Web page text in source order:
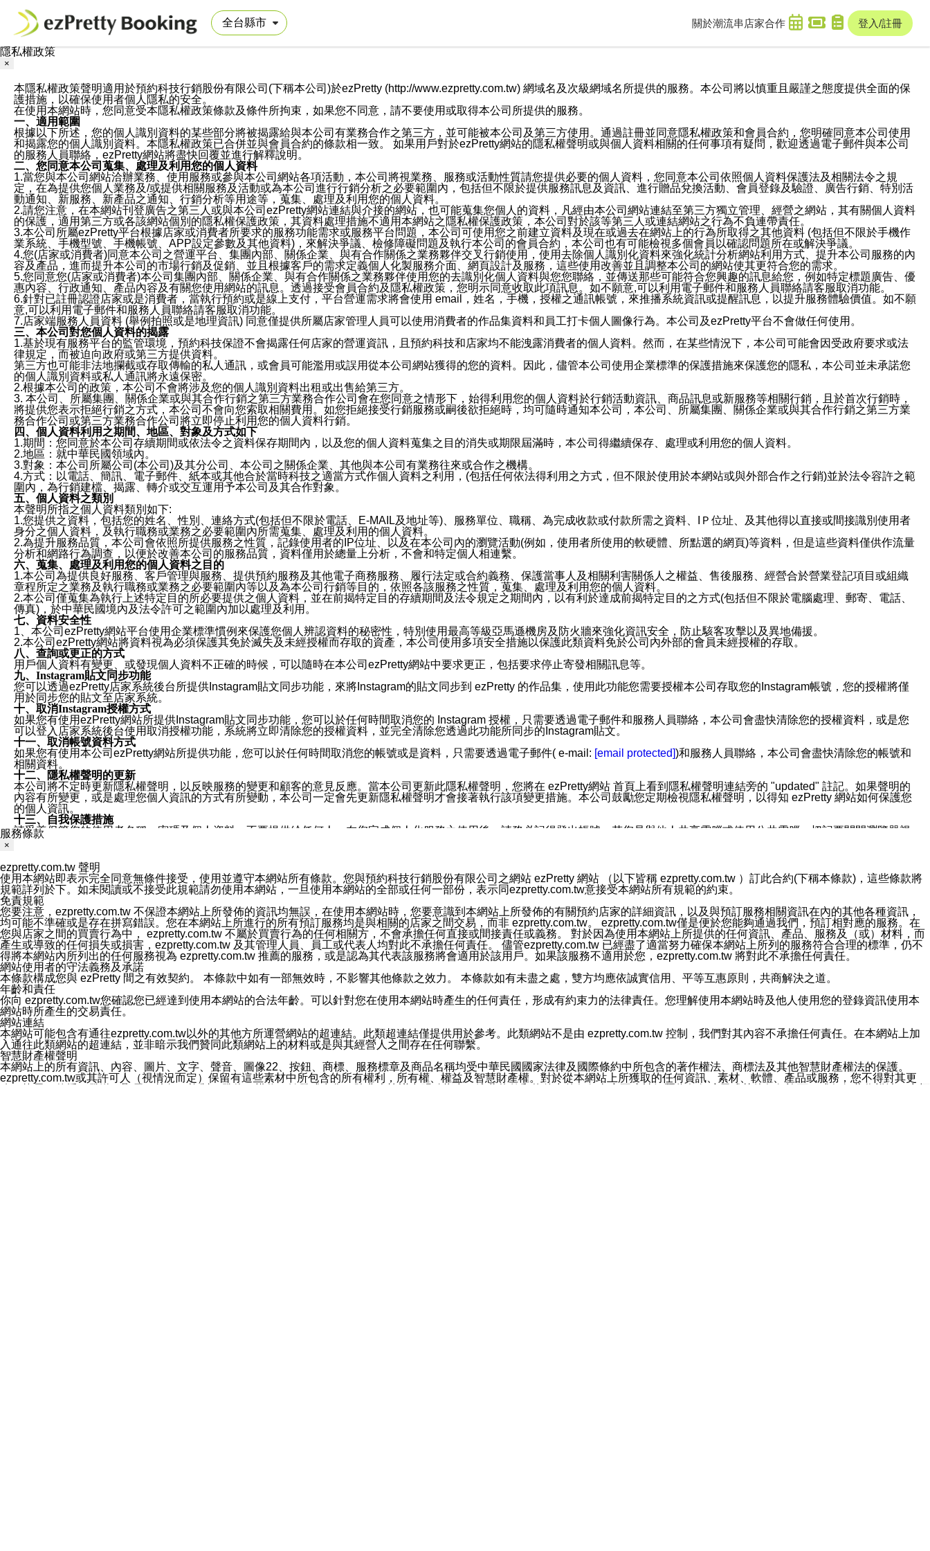
關於潮流串 店家合作 登入/註冊
隱私權政策
×
本隱私權政策聲明適用於預約科技行銷股份有限公司(下稱本公司)於ezPretty (http://www.ezpretty.com.tw) 網域名及次級網域名所提供的服務。本公司將以慎重且嚴謹之態度提供全面的保
護措施，以確保使用者個人隱私的安全。
在使用本網站時，您同意受本隱私權政策條款及條件所拘束，如果您不同意，請不要使用或取得本公司所提供的服務。
一、適用範圍
根據以下所述，您的個人識別資料的某些部分將被揭露給與本公司有業務合作之第三方，並可能被本公司及第三方使用。通過註冊並同意隱私權政策和會員合約，您明確同意本公司使用
和揭露您的個人識別資料。本隱私權政策已合併並與會員合約的條款相一致。 如果用戶對於ezPretty網站的隱私權聲明或與個人資料相關的任何事項有疑問，歡迎透過電子郵件與本公司
的服務人員聯絡，ezPretty網站將盡快回覆並進行解釋說明。
二、您同意本公司蒐集、處理及利用您的個人資料
1.當您與本公司網站洽辦業務、使用服務或參與本公司網站各項活動，本公司將視業務、服務或活動性質請您提供必要的個人資料，您同意本公司依照個人資料保護法及相關法令之規
定，在為提供您個人業務及/或提供相關服務及活動或為本公司進行行銷分析之必要範圍內，包括但不限於提供服務訊息及資訊、進行贈品兌換活動、會員登錄及驗證、廣告行銷、特別活
動通知、新服務、新產品之通知、行銷分析等用途等，蒐集、處理及利用您的個人資料。
2.請您注意，在本網站刊登廣告之第三人或與本公司ezPretty網站連結與介接的網站，也可能蒐集您個人的資料，凡經由本公司網站連結至第三方獨立管理、經營之網站，其有關個人資料
的保護，適用第三方或各該網站個別的隱私權保護政策，其資料處理措施不適用本網站之隱私權保護政策，本公司對於該等第三人或連結網站之行為不負連帶責任。
3.本公司所屬ezPretty平台根據店家或消費者所要求的服務功能需求或服務平台問題，本公司可使用您之前建立資料及現在或過去在網站上的行為所取得之其他資料 (包括但不限於手機作
業系統、手機型號、手機帳號、APP設定參數及其他資料)，來解決爭議、檢修障礙問題及執行本公司的會員合約，本公司也有可能檢視多個會員以確認問題所在或解決爭議。
4.您(店家或消費者)同意本公司之營運平台、集團內部、關係企業、與有合作關係之業務夥伴交叉行銷使用，使用去除個人識別化資料來強化統計分析網站利用方式、提升本公司服務的內
容及產品，進而提升本公司的市場行銷及促銷、並且根據客戶的需求定義個人化製服務介面、網頁設計及服務，這些使用改善並且調整本公司的網站使其更符合您的需求。
5.您同意您(店家或消費者)本公司集團內部、關係企業、與有合作關係之業務夥伴使用您的去識別化個人資料與您您聯絡，並傳送那些可能符合您興趣的訊息給您，例如特定標題廣告、優
惠內容、行政通知、產品內容及有關您使用網站的訊息。透過接受會員合約及隱私權政策，您明示同意收取此項訊息。如不願意,可以利用電子郵件和服務人員聯絡請客服取消功能。
6.針對已註冊認證店家或是消費者，當執行預約或是線上支付，平台營運需求將會使用 email，姓名，手機，授權之通訊帳號，來推播系統資訊或提醒訊息，以提升服務體驗價值。如不願
意,可以利用電子郵件和服務人員聯絡請客服取消功能。
7.店家端服務人員資料 (舉例拍照或是地理資訊) 同意僅提供所屬店家管理人員可以使用消費者的作品集資料和員工打卡個人圖像行為。本公司及ezPretty平台不會做任何使用。
三、本公司對您個人資料的揭露
1.基於現有服務平台的監管環境，預約科技保證不會揭露任何店家的營運資訊，且預約科技和店家均不能洩露消費者的個人資料。然而，在某些情況下，本公司可能會因受政府要求或法
律規定，而被迫向政府或第三方提供資料。
第三方也可能非法地攔截或存取傳輸的私人通訊，或會員可能濫用或誤用從本公司網站獲得的您的資料。因此，儘管本公司使用企業標準的保護措施來保護您的隱私，本公司並未承諾您
的個人識別資料或私人通訊將永遠保密。
2.根據本公司的政策，本公司不會將涉及您的個人識別資料出租或出售給第三方。
3. 本公司、所屬集團、關係企業或與其合作行銷之第三方業務合作公司會在您同意之情形下，始得利用您的個人資料於行銷活動資訊、商品訊息或新服務等相關行銷，且於首次行銷時，
將提供您表示拒絕行銷之方式，本公司不會向您索取相關費用。如您拒絕接受行銷服務或嗣後欲拒絕時，均可隨時通知本公司，本公司、所屬集團、關係企業或與其合作行銷之第三方業
務合作公司或第三方業務合作公司將立即停止利用您的個人資料行銷。
四、個人資料利用之期間、地區、對象及方式如下
1.期間：您同意於本公司存續期間或依法令之資料保存期間內，以及您的個人資料蒐集之目的消失或期限屆滿時，本公司得繼續保存、處理或利用您的個人資料。
2.地區：就中華民國領域內。
3.對象：本公司所屬公司(本公司)及其分公司、本公司之關係企業、其他與本公司有業務往來或合作之機構。
4.方式：以電話、簡訊、電子郵件、紙本或其他合於當時科技之適當方式作個人資料之利用，(包括任何依法得利用之方式，但不限於使用於本網站或與外部合作之行銷)並於法令容許之範
圍內，為行銷建檔、揭露、轉介或交互運用予本公司及其合作對象。
五、個人資料之類別
本聲明所指之個人資料類別如下:
1.您提供之資料，包括您的姓名、性別、連絡方式(包括但不限於電話、E-MAIL及地址等)、服務單位、職稱、為完成收款或付款所需之資料、IＰ位址、及其他得以直接或間接識別使用者
身分之個人資料，及執行職務或業務之必要範圍內所需蒐集、處理及利用的個人資料。
2.為提升服務品質，本公司會依照所提供服務之性質，記錄使用者的IP位址、以及在本公司內的瀏覽活動(例如，使用者所使用的軟硬體、所點選的網頁)等資料，但是這些資料僅供作流量
分析和網路行為調查，以便於改善本公司的服務品質，資料僅用於總量上分析，不會和特定個人相連繫。
六、蒐集、處理及利用您的個人資料之目的
1.本公司為提供良好服務、客戶管理與服務、提供預約服務及其他電子商務服務、履行法定或合約義務、保護當事人及相關利害關係人之權益、售後服務、經營合於營業登記項目或組織
章程所定之業務及執行職務或業務之必要範圍內等以及為本公司行銷等目的，依照各該服務之性質，蒐集、處理及利用您的個人資料。
2.本公司僅蒐集為執行上述特定目的所必要提供之個人資料，並在前揭特定目的存續期間及法令規定之期間內，以有利於達成前揭特定目的之方式(包括但不限於電腦處理、郵寄、電話、
傳真)，於中華民國境內及法令許可之範圍內加以處理及利用。
七、資料安全性
1、本公司ezPretty網站平台使用企業標準慣例來保護您個人辨認資料的秘密性，特別使用最高等級亞馬遜機房及防火牆來強化資訊安全，防止駭客攻擊以及異地備援。
2.本公司ezPretty網站將資料視為必須保護其免於滅失及未經授權而存取的資產，本公司使用多項安全措施以保護此類資料免於公司內外部的會員未經授權的存取。
八、查詢或更正的方式
用戶個人資料有變更、或發現個人資料不正確的時候，可以隨時在本公司ezPretty網站中要求更正，包括要求停止寄發相關訊息等。
九、Instagram貼文同步功能
您可以透過ezPretty店家系統後台所提供Instagram貼文同步功能，來將Instagram的貼文同步到 ezPretty 的作品集，使用此功能您需要授權本公司存取您的Instagram帳號，您的授權將僅
用於同步您的貼文至店家系統。
十、取消Instagram授權方式
如果您有使用ezPretty網站所提供Instagram貼文同步功能，您可以於任何時間取消您的 Instagram 授權，只需要透過電子郵件和服務人員聯絡，本公司會盡快清除您的授權資料，或是您
可以登入店家系統後台使用取消授權功能，系統將立即清除您的授權資料，並完全清除您透過此功能所同步的Instagram貼文。
十一、取消帳號資料方式
如果您有使用本公司ezPretty網站所提供功能，您可以於任何時間取消您的帳號或是資料，只需要透過電子郵件( e-mail: [email protected])和服務人員聯絡，本公司會盡快清除您的帳號和
相關資料。
十二、隱私權聲明的更新
本公司將不定時更新隱私權聲明，以反映服務的變更和顧客的意見反應。當本公司更新此隱私權聲明，您將在 ezPretty網站 首頁上看到隱私權聲明連結旁的 "updated" 註記。如果聲明的
內容有所變更，或是處理您個人資訊的方式有所變動，本公司一定會先更新隱私權聲明才會接著執行該項變更措施。本公司鼓勵您定期檢視隱私權聲明，以得知 ezPretty 網站如何保護您
的個人資訊。
十三、自我保護措施
請妥善保管您的使用者名稱、密碼及個人資料，不要提供給任何人。在您完成個人化服務之使用後，請務必記得登出帳號。若您是與他人共享電腦或使用公共電腦，切記要關閉瀏覽器視
窗，以防止他人讀取您的個人資料、信件或進入所機關管理區。
您同意本公司網站，透過您所提供的郵件地址與您取得聯絡並傳送或宣傳本網站各項服務之資料或電子郵件供您參考。您能依照該資料或電子郵件所指示之方法、說明或功能連結，隨時
停止接收這些資料或電子郵件。
十五、訊息通知
本公司/本服務將以通知型訊息傳送重要訊息給您。即使未加入本公司/本服務好友，您仍可接收到通知型訊息。
本公司/本服務傳送之通知型訊息以對您有效且重要的訊息為限，以廣告或其他目的的訊息皆不會被傳送。滿足以下三個條件者，將可收到通知型訊息。
1.LINE 帳號設定的電話號碼與本公司/本服務所傳來的電話號碼比對相符。
2.該 LINE 帳號已在 LINE APP 設定中，同意接收通知型訊息。
3.LINE 帳號未封鎖傳送訊息之 LINE 官方帳號。
欲變更通知型訊息的設定，操作如下：
1.點選「主頁」＞「設定」
2.點選「隱私設定」
3.點選「提供使用資料」
4.點選「LINE通知型訊息」
5.開關「接收LINE通知型訊息」
❗️關閉「接收通知型訊息」後，將不會接收到來自任何企業官方帳號或認證官方帳號的通知型訊息。
服務條款
×
ezpretty.com.tw 聲明
使用本網站即表示完全同意無條件接受，使用並遵守本網站所有條款。您與預約科技行銷股份有限公司之網站 ezPretty 網站 （以下皆稱 ezpretty.com.tw ）訂此合約(下稱本條款)，這些條款將
規範詳列於下。如未閱讀或不接受此規範請勿使用本網站，一旦使用本網站的全部或任何一部份，表示同ezpretty.com.tw意接受本網站所有規範的約束。
免責規範
您要注意，ezpretty.com.tw 不保證本網站上所發佈的資訊均無誤，在使用本網站時，您要意識到本網站上所發佈的有關預約店家的詳細資訊，以及與預訂服務相關資訊在內的其他各種資訊，
均可能不準確或是存在拼寫錯誤。您在本網站上所進行的所有預訂服務均是與相關的店家之間交易，而非 ezpretty.com.tw。 ezpretty.com.tw僅是便於您能夠通過我們，預訂相對應的服務。在
您與店家之間的買賣行為中， ezpretty.com.tw 不屬於買賣行為的任何相關方，不會承擔任何直接或間接責任或義務。 對於因為使用本網站上所提供的任何資訊、產品、服務及（或）材料，而
產生或導致的任何損失或損害，ezpretty.com.tw 及其管理人員、員工或代表人均對此不承擔任何責任。 儘管ezpretty.com.tw 已經盡了適當努力確保本網站上所列的服務符合合理的標準，仍不
得將本網站內所列出的任何服務視為 ezpretty.com.tw 推薦的服務，或是認為其代表該服務將會適用於該用戶。如果該服務不適用於您，ezpretty.com.tw 將對此不承擔任何責任。
網站使用者的守法義務及承諾
本條款構成您與 ezPretty 間之有效契約。 本條款中如有一部無效時，不影響其他條款之效力。 本條款如有未盡之處，雙方均應依誠實信用、平等互惠原則，共商解決之道。
年齡和責任
你向 ezpretty.com.tw您確認您已經達到使用本網站的合法年齡。可以針對您在使用本網站時產生的任何責任，形成有約束力的法律責任。您理解使用本網站時及他人使用您的登錄資訊使用本
網站時所產生的交易責任。
網站連結
本網站可能包含有通往ezpretty.com.tw以外的其他方所運營網站的超連結。此類超連結僅提供用於參考。此類網站不是由 ezpretty.com.tw 控制，我們對其內容不承擔任何責任。在本網站上加
入通往此類網站的超連結，並非暗示我們贊同此類網站上的材料或是與其經營人之間存在任何聯繫。
智慧財產權聲明
本網站上的所有資訊、內容、圖片、文字、聲音、圖像22、按鈕、商標、服務標章及商品名稱均受中華民國國家法律及國際條約中所包含的著作權法、商標法及其他智慧財產權法的保護。
ezpretty.com.tw或其許可人（視情況而定）保留有這些素材中所包含的所有權利，所有權、權益及智慧財產權。對於從本網站上所獲取的任何資訊、素材、軟體、產品或服務，您不得對其更